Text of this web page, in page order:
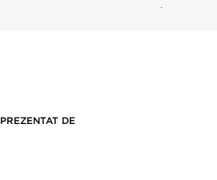
PREZENTAT DE